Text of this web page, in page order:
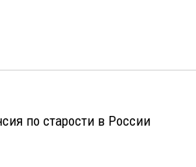
по старости в России